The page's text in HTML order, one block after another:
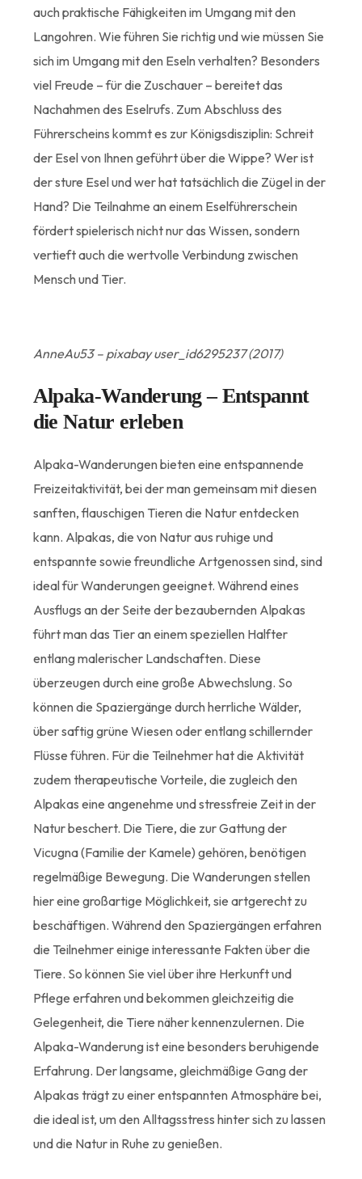
auch praktische Fähigkeiten im Umgang mit den
Langohren. Wie führen Sie richtig und wie müssen Sie
sich im Umgang mit den Eseln verhalten? Besonders
viel Freude – für die Zuschauer – bereitet das
Nachahmen des Eselrufs. Zum Abschluss des
Führerscheins kommt es zur Königsdisziplin: Schreit
der Esel von Ihnen geführt über die Wippe? Wer ist
der sture Esel und wer hat tatsächlich die Zügel in der
Hand? Die Teilnahme an einem Eselführerschein
fördert spielerisch nicht nur das Wissen, sondern
vertieft auch die wertvolle Verbindung zwischen
Mensch und Tier.
AnneAu53 – pixabay user_id6295237 (2017)
Alpaka-Wanderung – Entspannt
die Natur erleben
Alpaka-Wanderungen bieten eine entspannende
Freizeitaktivität, bei der man gemeinsam mit diesen
sanften, flauschigen Tieren die Natur entdecken
kann. Alpakas, die von Natur aus ruhige und
entspannte sowie freundliche Artgenossen sind, sind
ideal für Wanderungen geeignet. Während eines
Ausflugs an der Seite der bezaubernden Alpakas
führt man das Tier an einem speziellen Halfter
entlang malerischer Landschaften. Diese
überzeugen durch eine große Abwechslung. So
können die Spaziergänge durch herrliche Wälder,
über saftig grüne Wiesen oder entlang schillernder
Flüsse führen. Für die Teilnehmer hat die Aktivität
zudem therapeutische Vorteile, die zugleich den
Alpakas eine angenehme und stressfreie Zeit in der
Natur beschert. Die Tiere, die zur Gattung der
Vicugna (Familie der Kamele) gehören, benötigen
regelmäßige Bewegung. Die Wanderungen stellen
hier eine großartige Möglichkeit, sie artgerecht zu
beschäftigen. Während den Spaziergängen erfahren
die Teilnehmer einige interessante Fakten über die
Tiere. So können Sie viel über ihre Herkunft und
Pflege erfahren und bekommen gleichzeitig die
Gelegenheit, die Tiere näher kennenzulernen. Die
Alpaka-Wanderung ist eine besonders beruhigende
Erfahrung. Der langsame, gleichmäßige Gang der
Alpakas trägt zu einer entspannten Atmosphäre bei,
die ideal ist, um den Alltagsstress hinter sich zu lassen
und die Natur in Ruhe zu genießen.